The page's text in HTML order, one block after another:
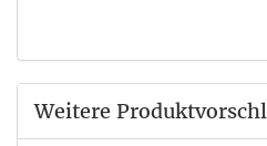
Weitere